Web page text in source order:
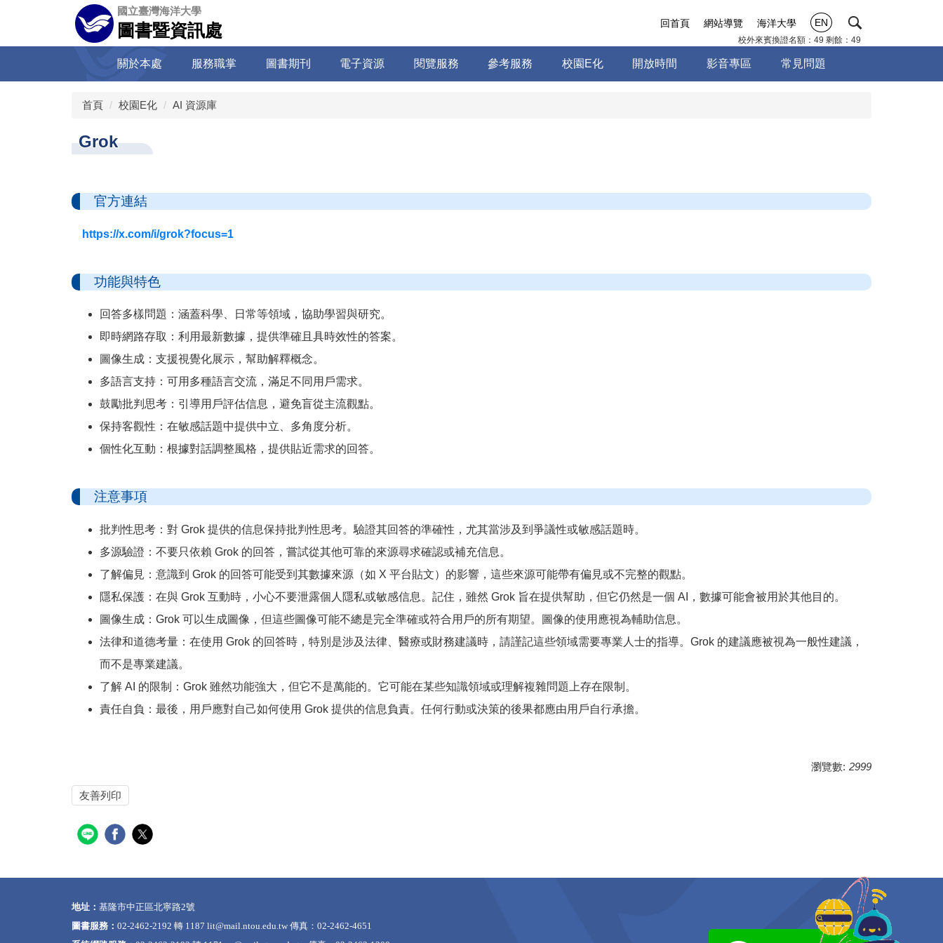
國立臺灣海洋大學
圖書暨資訊處 回首頁 網站導覽 海洋大學 EN
校外來賓換證名額：49 剩餘：49
關於本處 服務職掌 圖書期刊 電子資源 閱覽服務 參考服務 校園E化 開放時間 影音專區 常見問題
首頁 校園E化 AI 資源庫
Grok
官方連結
https://x.com/i/grok?focus=1
功能與特色
回答多樣問題：涵蓋科學、日常等領域，協助學習與研究。
即時網路存取：利用最新數據，提供準確且具時效性的答案。
圖像生成：支援視覺化展示，幫助解釋概念。
多語言支持：可用多種語言交流，滿足不同用戶需求。
鼓勵批判思考：引導用戶評估信息，避免盲從主流觀點。
保持客觀性：在敏感話題中提供中立、多角度分析。
個性化互動：根據對話調整風格，提供貼近需求的回答。
注意事項
批判性思考：對 Grok 提供的信息保持批判性思考。驗證其回答的準確性，尤其當涉及到爭議性或敏感話題時。
多源驗證：不要只依賴 Grok 的回答，嘗試從其他可靠的來源尋求確認或補充信息。
了解偏見：意識到 Grok 的回答可能受到其數據來源（如 X 平台貼文）的影響，這些來源可能帶有偏見或不完整的觀點。
隱私保護：在與 Grok 互動時，小心不要泄露個人隱私或敏感信息。記住，雖然 Grok 旨在提供幫助，但它仍然是一個 AI，數據可能會被用於其他目的。
圖像生成：Grok 可以生成圖像，但這些圖像可能不總是完全準確或符合用戶的所有期望。圖像的使用應視為輔助信息。
法律和道德考量：在使用 Grok 的回答時，特別是涉及法律、醫療或財務建議時，請謹記這些領域需要專業人士的指導。Grok 的建議應被視為一般性建議，
而不是專業建議。
了解 AI 的限制：Grok 雖然功能強大，但它不是萬能的。它可能在某些知識領域或理解複雜問題上存在限制。
責任自負：最後，用戶應對自己如何使用 Grok 提供的信息負責。任何行動或決策的後果都應由用戶自行承擔。
瀏覽數: 2999
友善列印
地址： 基隆市中正區北寧路2號
圖書服務： 02-2462-2192 轉 1187 lit@mail.ntou.edu.tw 傳真：02-2462-4651